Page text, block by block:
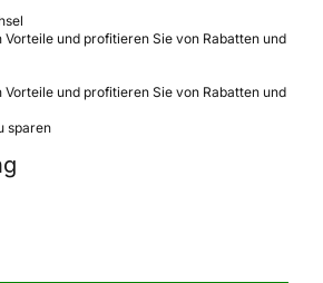
und profitieren Sie von Rabatten und
und profitieren Sie von Rabatten und
sparen